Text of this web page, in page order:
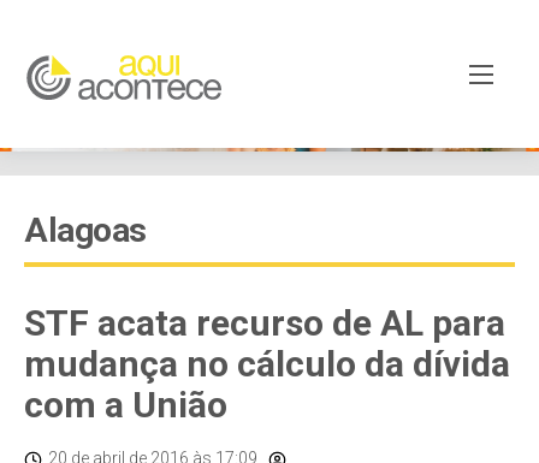
Alagoas
STF acata recurso de AL para
mudança no cálculo da dívida
com a União
20 de abril de 2016 às 17:09